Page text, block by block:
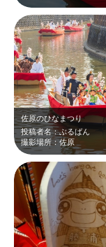
佐原のひなまつり
投稿者名：ぶるばん
撮影場所：佐原